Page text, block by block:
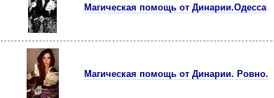
Магическая помощь от Динарии.Одесса
Магическая помощь от Динарии. Ровно.